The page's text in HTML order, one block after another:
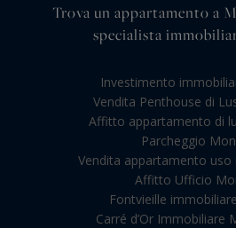
Trova un appartamento a
specialista
Investimento
Vendita Penthouse di
Affitto appartamento di
Parcheggio
Vendita appartamento
Affitto Ufficio
Fontvieille
Carré d’Or Immobiliare